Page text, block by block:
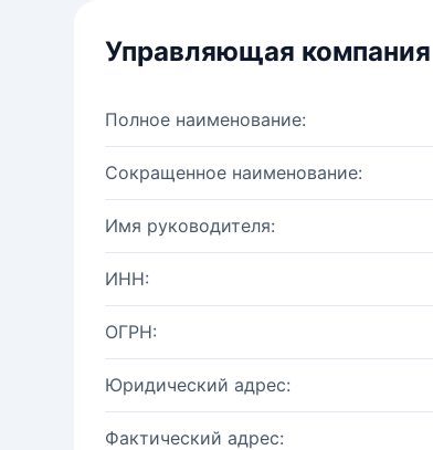
Управляющая компания
Полное наименование:
Сокращенное наименование:
Имя руководителя:
ИНН:
ОГРН:
Юридический адрес:
Фактический адрес: